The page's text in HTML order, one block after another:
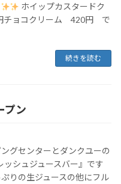
ホイップカスタードク
チョコクリーム 420円 で
続きを読む
プン
グセンターとダンクユーの
シュジュースバー』です
りの生ジュースの他にフル